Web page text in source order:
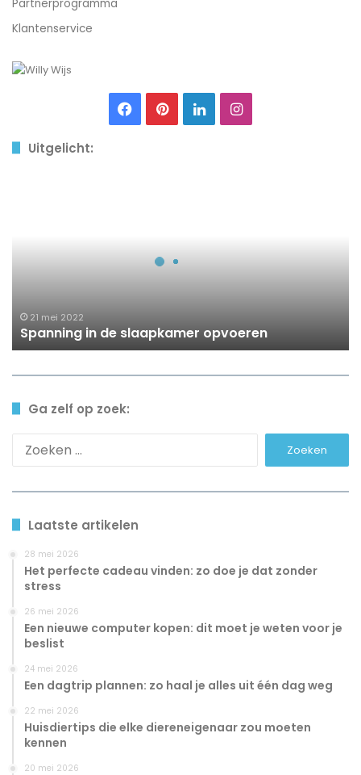
Partnerprogramma
Klantenservice
Facebook
PinterestLinkedInInstagram
Uitgelicht:
21 mei 2022
Spanning in de slaapkamer opvoeren
Ga zelf op zoek:
Laatste artikelen
28 mei 2026
Het perfecte cadeau vinden: zo doe je dat zonder
stress
26 mei 2026
Een nieuwe computer kopen: dit moet je weten voor je
beslist
24 mei 2026
Een dagtrip plannen: zo haal je alles uit één dag weg
22 mei 2026
Huisdiertips die elke diereneigenaar zou moeten
kennen
20 mei 2026